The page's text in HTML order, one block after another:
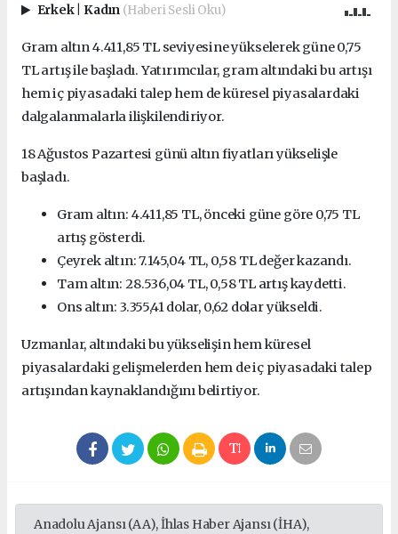
Erkek Kadın (Haberi Sesli Oku)
Gram altın 4.411,85 TL seviyesine yükselerek güne 0,75
TL artış ile başladı. Yatırımcılar, gram altındaki bu artışı
hem iç piyasadaki talep hem de küresel piyasalardaki
dalgalanmalarla ilişkilendiriyor.
18 Ağustos Pazartesi günü altın fiyatları yükselişle
başladı.
Gram altın: 4.411,85 TL, önceki güne göre 0,75 TL
artış gösterdi.
Çeyrek altın: 7.145,04 TL, 0,58 TL değer kazandı.
Tam altın: 28.536,04 TL, 0,58 TL artış kaydetti.
Ons altın: 3.355,41 dolar, 0,62 dolar yükseldi.
Uzmanlar, altındaki bu yükselişin hem küresel
piyasalardaki gelişmelerden hem de iç piyasadaki talep
artışından kaynaklandığını belirtiyor.
Anadolu Ajansı (AA), İhlas Haber Ajansı (İHA),